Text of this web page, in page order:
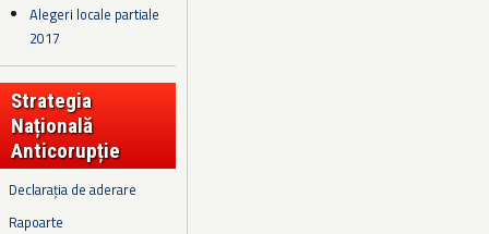
Alegeri locale partiale
2017
Strategia
Națională
Anticorupție
Declarația de aderare
Rapoarte